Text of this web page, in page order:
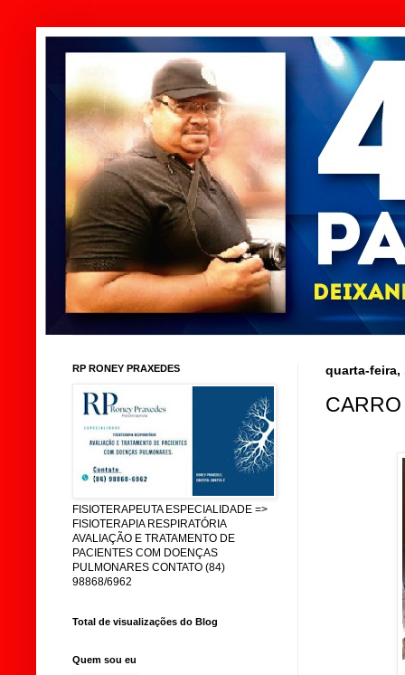
quarta-feira,
RP RONEY PRAXEDES
FISIOTERAPEUTA ESPECIALIDADE =>
FISIOTERAPIA RESPIRATÓRIA
AVALIAÇÃO E TRATAMENTO DE
PACIENTES COM DOENÇAS
PULMONARES CONTATO (84)
98868/6962
Total de visualizações do Blog
Quem sou eu